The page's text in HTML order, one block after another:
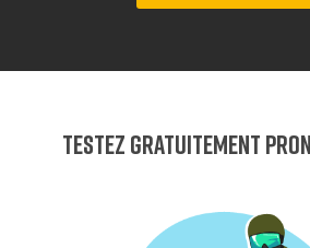
Testez Gratuitement